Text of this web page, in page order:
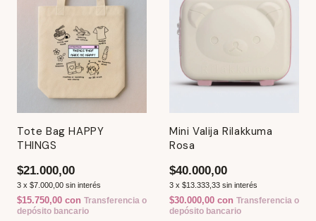
Tote Bag HAPPY
THINGS
$21.000,00
3 x $7.000,00 sin interés
$15.750,00 con Transferencia o
depósito bancario
Mini Valija Rilakkuma
Rosa
$40.000,00
3 x $13.333,33 sin interés
$30.000,00 con Transferencia o
depósito bancario